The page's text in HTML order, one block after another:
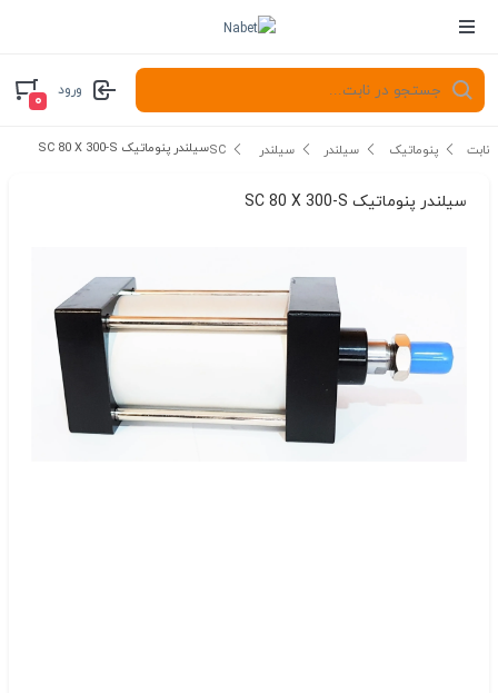
ورود
۰
نابت پنوماتیک سیلندر سیلندر SC سیلندر پنوماتیک SC 80 X 300-S
سیلندر پنوماتیک SC 80 X 300-S